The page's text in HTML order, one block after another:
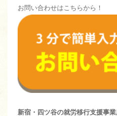
お問い合わせはこちらから！
新宿・四ツ谷の就労移行支援事